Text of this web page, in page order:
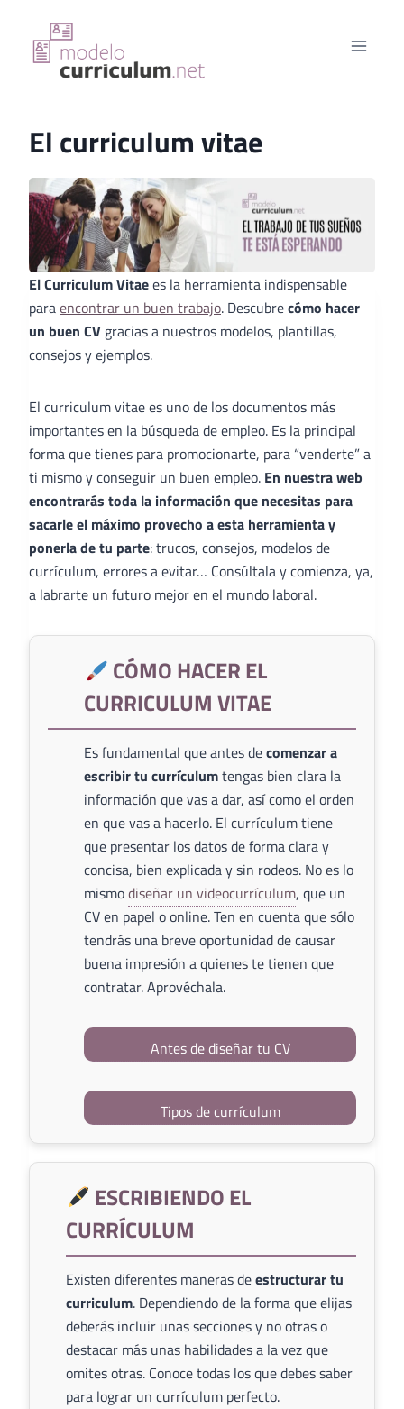
contenido
El curriculum vitae
El Curriculum Vitaees la herramienta indispensable
paraencontrar un buen trabajo. Descubrecómo hacer
un buen CV gracias a nuestros modelos, plantillas,
consejos y ejemplos.
El curriculum vitae es uno de los documentos más
importantes en la búsqueda de empleo. Es la principal
forma que tienes para promocionarte, para “venderte” a
ti mismo y conseguir un buen empleo. En nuestra web
encontrarás toda la información que necesitas para
sacarle el máximo provecho a esta herramienta y
ponerla de tu parte: trucos, consejos, modelos de
currículum, errores a evitar… Consúltala y comienza, ya,
a labrarte un futuro mejor en el mundo laboral.
CÓMO HACER EL
CURRICULUM VITAE
Es fundamental que antes decomenzar a
escribir tu currículumtengas bien clara la
información que vas a dar, así como el orden
en que vas a hacerlo. El currículum tiene
que presentar los datos de forma clara y
concisa, bien explicada y sin rodeos. No es lo
mismodiseñar un videocurrículum, que un
CV en papel o online. Ten en cuenta que sólo
tendrás una breve oportunidad de causar
buena impresión a quienes te tienen que
contratar. Aprovéchala.
Antes de diseñar tu CV
Tipos de currículum
ESCRIBIENDO EL
CURRÍCULUM
Existen diferentes maneras deestructurar tu
curriculum. Dependiendo de la forma que elijas
deberás incluir unas secciones y no otras o
destacar más unas habilidades a la vez que
omites otras. Conoce todas los que debes saber
para lograr un currículum perfecto.